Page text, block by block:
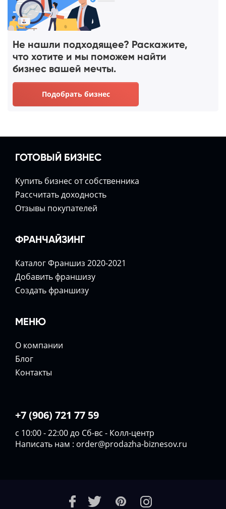
Не нашли подходящее? Раскажите,
что хотите и мы поможем найти
бизнес вашей мечты.
Подобрать бизнес
ГОТОВЫЙ БИЗНЕС
Купить бизнес от собственника
Расcчитать доходность
Отзывы покупателей
ФРАНЧАЙЗИНГ
Каталог Франшиз 2020-2021
Добавить франшизу
Создать франшизу
МЕНЮ
О компании
Блог
Контакты
+7 (906) 721 77 59
с 10:00 - 22:00 до Сб-вс - Колл-центр
Написать нам : order@prodazha-biznesov.ru